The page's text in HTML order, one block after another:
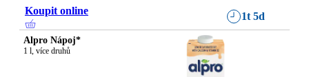
Koupit online 1t 5d
Alpro Nápoj*
1 l, více druhů